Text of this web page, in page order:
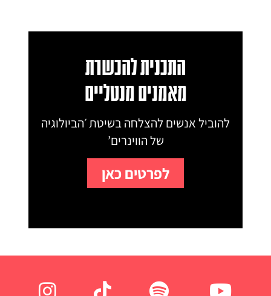
התכנית להכשרת
מאמנים מנטליים
להוביל אנשים להצלחה בשיטת ׳הביולוגיה
של הווינרים’
לפרטים כאן